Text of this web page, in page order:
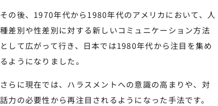
その後、1970年代から1980年代のアメリカにおいて、人
種差別や性差別に対する新しいコミュニケーション方法
として広がって行き、日本では1980年代から注目を集め
るようになりました。
さらに現在では、ハラスメントへの意識の高まりや、対
話力の必要性から再注目されるようになった手法です。